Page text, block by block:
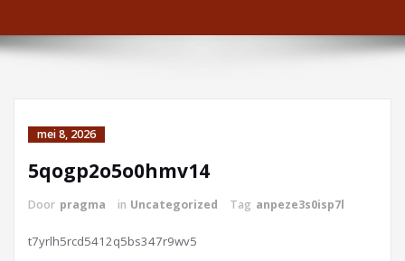
mei 8, 2026
5qogp2o5o0hmv14
Door pragma in Uncategorized Tag anpeze3s0isp7l
t7yrlh5rcd5412q5bs347r9wv5